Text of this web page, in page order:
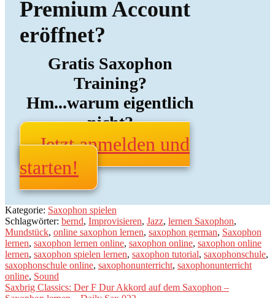
Premium Account
eröffnet?
Gratis Saxophon
Training?
Hm...warum eigentlich
nicht?
Jetzt anmelden und
starten!
Kategorie: Saxophon spielen
Schlagwörter: bernd, Improvisieren, Jazz, lernen Saxophon,
Mundstück, online saxophon lernen, saxophon german, Saxophon
lernen, saxophon lernen online, saxophon online, saxophon online
lernen, saxophon spielen lernen, saxophon tutorial, saxophonschule,
saxophonschule online, saxophonunterricht, saxophonunterricht
online, Sound
Beitragsnavigation
Vorheriger
Saxbrig Classics: Der F Dur Akkord auf dem Saxophon –